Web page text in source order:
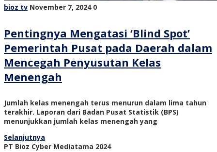
bioz tv November 7, 2024 0
Pentingnya Mengatasi ‘Blind Spot’
Pemerintah Pusat pada Daerah dalam
Mencegah Penyusutan Kelas
Menengah
Jumlah kelas menengah terus menurun dalam lima tahun
terakhir. Laporan dari Badan Pusat Statistik (BPS)
menunjukkan jumlah kelas menengah yang
Selanjutnya
PT Bioz Cyber Mediatama 2024